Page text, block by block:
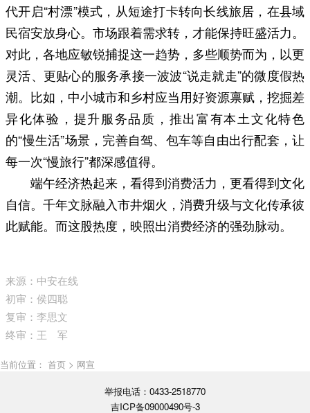
代开启“村漂”模式，从短途打卡转向长线旅居，在县域
民宿安放身心。市场跟着需求转，才能保持旺盛活力。
对此，各地应敏锐捕捉这一趋势，多些顺势而为，以更
灵活、更贴心的服务承接一波波“说走就走”的微度假热
潮。比如，中小城市和乡村应当用好资源禀赋，挖掘差
异化体验，提升服务品质，推出富有本土文化特色
的“慢生活”场景，完善自驾、包车等自由出行配套，让
每一次“慢旅行”都深感值得。
端午经济热起来，看得到消费活力，更看得到文化
自信。千年文脉融入市井烟火，消费升级与文化传承彼
此赋能。而这股热度，映照出消费经济的强劲脉动。
来源：中安在线
初审：侯四聪
复审：李思文
终审：王 军
当前位置： 首页 > 网宣
举报电话：0433-2518770
吉ICP备09000490号-3